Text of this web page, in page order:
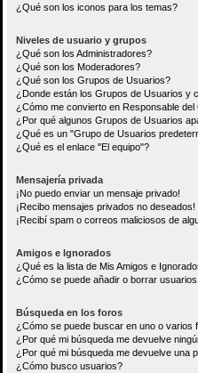
¿Qué son los iconos para los temas?
Niveles de usuario y grupos
¿Qué son los Administradores?
¿Qué son los Moderadores?
¿Qué son los Grupos de Usuarios?
¿Donde están los Grupos de Usuarios y
¿Cómo me convierto en Responsable del
¿Por qué algunos Grupos de Usuarios
¿Qué es un "Grupo de Usuarios
¿Qué es el enlace "El equipo"?
Mensajería privada
¡No puedo enviar un mensaje privado!
¡Recibo mensajes privados no deseados!
¡Recibí spam o correos maliciosos de
Amigos e Ignorados
¿Qué es la lista de Mis Amigos e
¿Cómo se puede añadir o borrar
Búsqueda en los foros
¿Cómo se puede buscar en uno o varios
¿Por qué mi búsqueda me devuelve
¿Por qué mi búsqueda me devuelve una
¿Cómo busco usuarios?